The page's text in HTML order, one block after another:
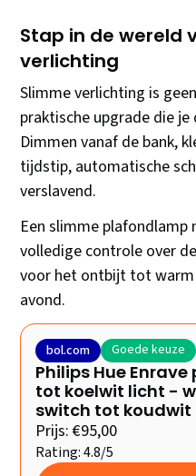
Stap in de wereld
verlichting
Slimme verlichting is
praktische upgrade die
Dimmen vanaf de bank,
tijdstip, automatische
verslavend.
Een slimme
volledige controle over
voor het ontbijt tot
avond.
bol.com Goede keuze
Philips Hue
tot koelwit licht -
switch tot koudwit
Prijs: €95,00
Rating: 4.8/5